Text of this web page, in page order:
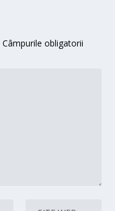
Câmpurile obligatorii